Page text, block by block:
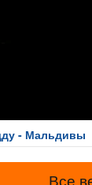
- Мальдивы
Все